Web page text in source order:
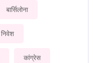
बार्सिलोना
निवेश
कांग्रेस